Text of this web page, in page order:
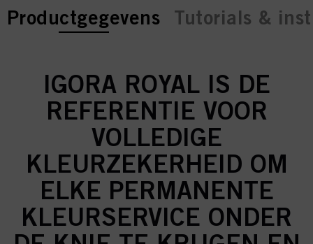
current tab:
current tab:
Productgegevens Tutorials &
IGORA ROYAL IS DE
REFERENTIE VOOR
VOLLEDIGE
KLEURZEKERHEID OM
ELKE PERMANENTE
KLEURSERVICE ONDER